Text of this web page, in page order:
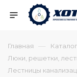
Главная — Каталог
Люки, решетки,
Лестницы